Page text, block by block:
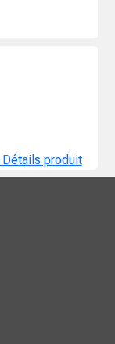
Détails produit